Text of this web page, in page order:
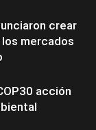
crear
mercados
acción